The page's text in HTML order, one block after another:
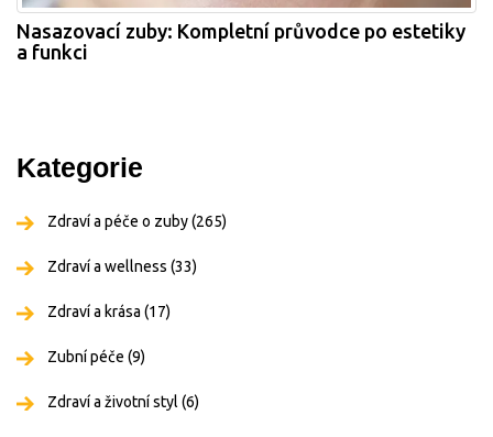
Nasazovací zuby: Kompletní průvodce po estetiky
a funkci
Kategorie
Zdraví a péče o zuby(265)
Zdraví a wellness (33)
Zdraví a krása (17)
Zubní péče (9)
Zdraví a životní styl (6)